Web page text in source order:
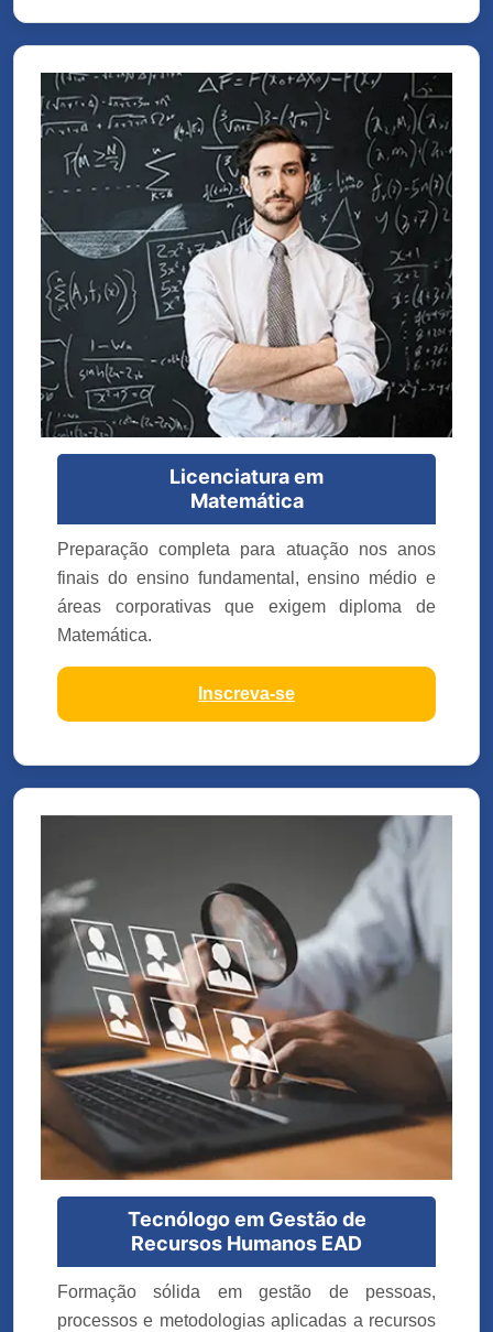
Licenciatura em
Matemática
Preparação completa para atuação nos anos
finais do ensino fundamental, ensino médio e
áreas corporativas que exigem diploma de
Matemática.
Inscreva-se
Tecnólogo em Gestão de
Recursos Humanos EAD
Formação sólida em gestão de pessoas,
processos e metodologias aplicadas a recursos